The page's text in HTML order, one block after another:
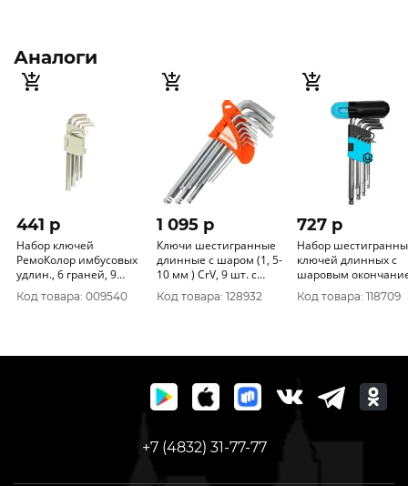
Аналоги
441 p
Набор ключей
РемоКолор имбусовых
удлин., 6 граней, 9
предметов 43-2-109
Код товара: 009540
1 095 p
Ключи шестигранные
длинные c шаром (1, 5-
10 мм ) CrV, 9 шт. с
пластик.Т-обр.ручкой
64198
Код товара: 128932
727 p
Набор
ключей длинных с
шаровым
9шт ЦИ 2049
Код товара: 118709
+7 (4832) 31-77-77